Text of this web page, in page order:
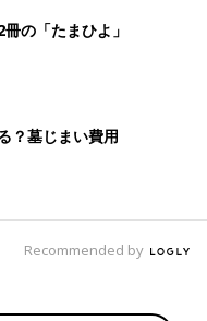
の「たまひよ」
？墓じまい費用
Recommended by